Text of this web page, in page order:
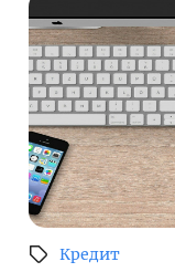
Кредит